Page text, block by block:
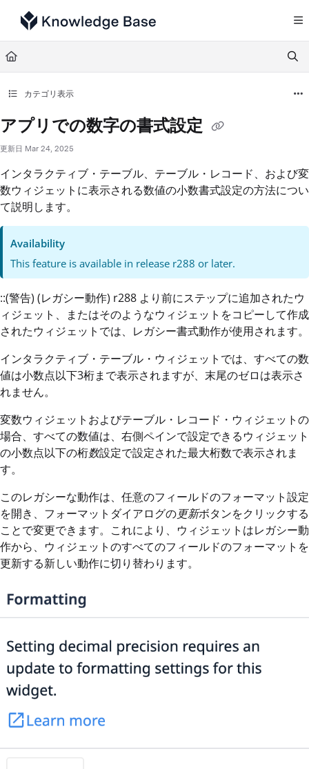
Documentation Index
Fetch the complete documentation index at:
Use this file to discover all available pages before exploring further.
カテゴリ表示
アプリでの数字の書式設定
更新日 Mar 24, 2025
インタラクティブ・テーブル、テーブル・レコード、および変
数ウィジェットに表示される数値の小数書式設定の方法につい
て説明します。
Availability
This feature is available in release r288 or later.
::(警告) (レガシー動作) r288 より前にステップに追加されたウ
ィジェット、またはそのようなウィジェットをコピーして作成
されたウィジェットでは、レガシー書式動作が使用されます。
インタラクティブ・テーブル・ウィジェットでは、すべての数
値は小数点以下3桁まで表示されますが、末尾のゼロは表示さ
れません。
変数ウィジェットおよびテーブル・レコード・ウィジェットの
場合、すべての数値は、右側ペインで設定できるウィジェット
の小数点以下の桁数設定で設定された最大桁数で表示されま
す。
このレガシーな動作は、任意のフィールドのフォーマット設定
を開き、フォーマットダイアログの更新ボタンをクリックする
ことで変更できます。これにより、ウィジェットはレガシー動
作から、ウィジェットのすべてのフィールドのフォーマットを
更新する新しい動作に切り替わります。